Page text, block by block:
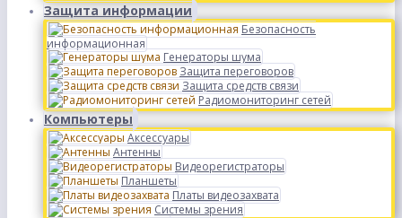
Защита информации
Безопасность
информационная
Генераторы шума
Защита переговоров
Защита средств связи
Радиомониторинг сетей
Компьютеры
Аксессуары
Антенны
Видеорегистраторы
Планшеты
Платы видеозахвата
Системы зрения